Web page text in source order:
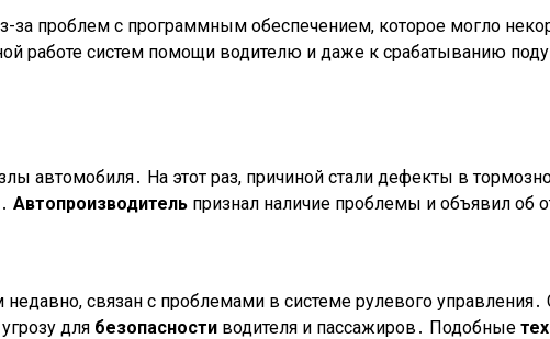
за проблем с программным обеспечением, которое могло
работе систем помощи водителю и даже к срабатыванию
автомобиля․ На этот раз, причиной стали дефекты в
Автопроизводитель признал наличие проблемы и объявил об
связан с проблемами в системе рулевого
для безопасности водителя и пассажиров․ Подобные